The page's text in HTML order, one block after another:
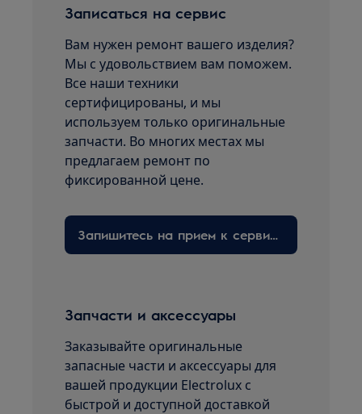
Записаться на сервис
Вам нужен ремонт вашего изделия?
Мы с удовольствием вам поможем.
Все наши техники
сертифицированы, и мы
используем только оригинальные
запчасти. Во многих местах мы
предлагаем ремонт по
фиксированной цене.
Запишитесь на прием к сервисному технику здесь
Запчасти и аксессуары
Заказывайте оригинальные
запасные части и аксессуары для
вашей продукции Electrolux с
быстрой и доступной доставкой